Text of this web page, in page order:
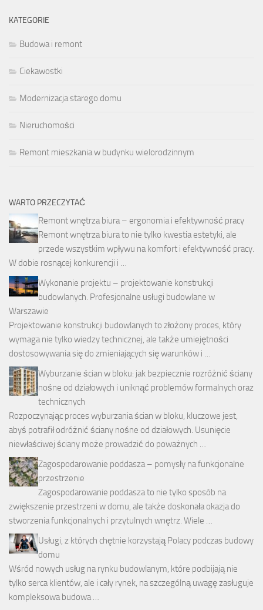
KATEGORIE
Budowa i remont
Ciekawostki
Modernizacja starego domu
Nieruchomości
Remont mieszkania w budynku wielorodzinnym
WARTO PRZECZYTAĆ
Remont wnętrza biura – ergonomia i efektywność pracy
Remont wnętrza biura to nie tylko kwestia estetyki, ale
przede wszystkim wpływu na komfort i efektywność pracy.
W dobie rosnącej konkurencji i …
Wykonanie projektu – projektowanie konstrukcji
budowlanych. Profesjonalne usługi budowlane w
Warszawie
Projektowanie konstrukcji budowlanych to złożony proces, który
wymaga nie tylko wiedzy technicznej, ale także umiejętności
dostosowywania się do zmieniających się warunków i …
Wyburzanie ścian w bloku: jak bezpiecznie rozróżnić ściany
nośne od działowych i uniknąć problemów formalnych oraz
technicznych
Rozpoczynając proces wyburzania ścian w bloku, kluczowe jest,
abyś potrafił odróżnić ściany nośne od działowych. Usunięcie
niewłaściwej ściany może prowadzić do poważnych …
Zagospodarowanie poddasza – pomysły na funkcjonalne
przestrzenie
Zagospodarowanie poddasza to nie tylko sposób na
zwiększenie przestrzeni w domu, ale także doskonała okazja do
stworzenia funkcjonalnych i przytulnych wnętrz. Wiele …
Usługi, z których chętnie korzystają Polacy podczas budowy
domu
Wśród nowych usług na rynku budowlanym, które podbijają nie
tylko serca klientów, ale i cały rynek, na szczególną uwagę zasługuje
kompleksowa budowa …